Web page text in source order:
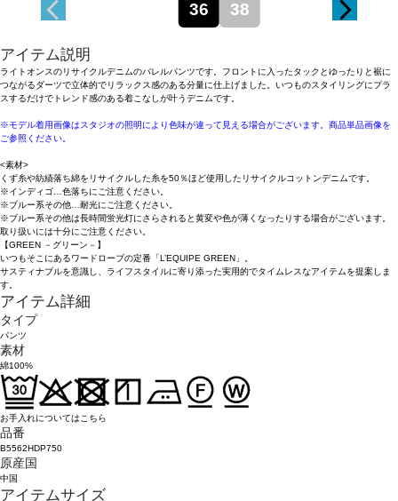
36 38
アイテム説明
ライトオンスのリサイクルデニムのバレルパンツです。フロントに入ったタックとゆったりと裾に
つながるダーツで立体的でリラックス感のある分量に仕上げました。いつものスタイリングにプラ
スするだけでトレンド感のある着こなしが叶うデニムです。
※モデル着用画像はスタジオの照明により色味が違って見える場合がございます。商品単品画像を
ご参照ください。
<素材>
くず糸や紡績落ち綿をリサイクルした糸を50％ほど使用したリサイクルコットンデニムです。
※インディゴ…色落ちにご注意ください。
※ブルー系その他…耐光にご注意ください。
※ブルー系その他は長時間蛍光灯にさらされると黄変や色が薄くなったりする場合がございます。
取り扱いには十分にご注意ください。
【GREEN －グリーン－】
いつもそこにあるワードローブの定番「L’EQUIPE GREEN」。
サスティナブルを意識し、ライフスタイルに寄り添った実用的でタイムレスなアイテムを提案しま
す。
アイテム詳細
タイプ
パンツ
素材
綿100%
お手入れについてはこちら
品番
B5562HDP750
原産国
中国
アイテムサイズ